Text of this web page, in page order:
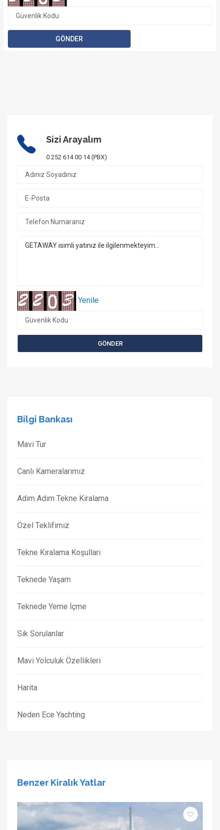
Sizi Arayalım
0 252 614 00 14 (PBX)
Yenile
Bilgi Bankası
Mavi Tur
Canlı Kameralarımız
Adım Adım Tekne Kiralama
Özel Teklifimiz
Tekne Kiralama Koşulları
Teknede Yaşam
Teknede Yeme İçme
Sık Sorulanlar
Mavi Yolculuk Özellikleri
Harita
Neden Ece Yachting
Benzer Kiralık Yatlar